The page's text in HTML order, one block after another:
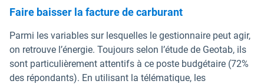
Faire baisser la facture de carburant
Parmi les variables sur lesquelles le gestionnaire peut agir,
on retrouve l’énergie. Toujours selon l’étude de Geotab, ils
sont particulièrement attentifs à ce poste budgétaire (72%
des répondants). En utilisant la télématique, les